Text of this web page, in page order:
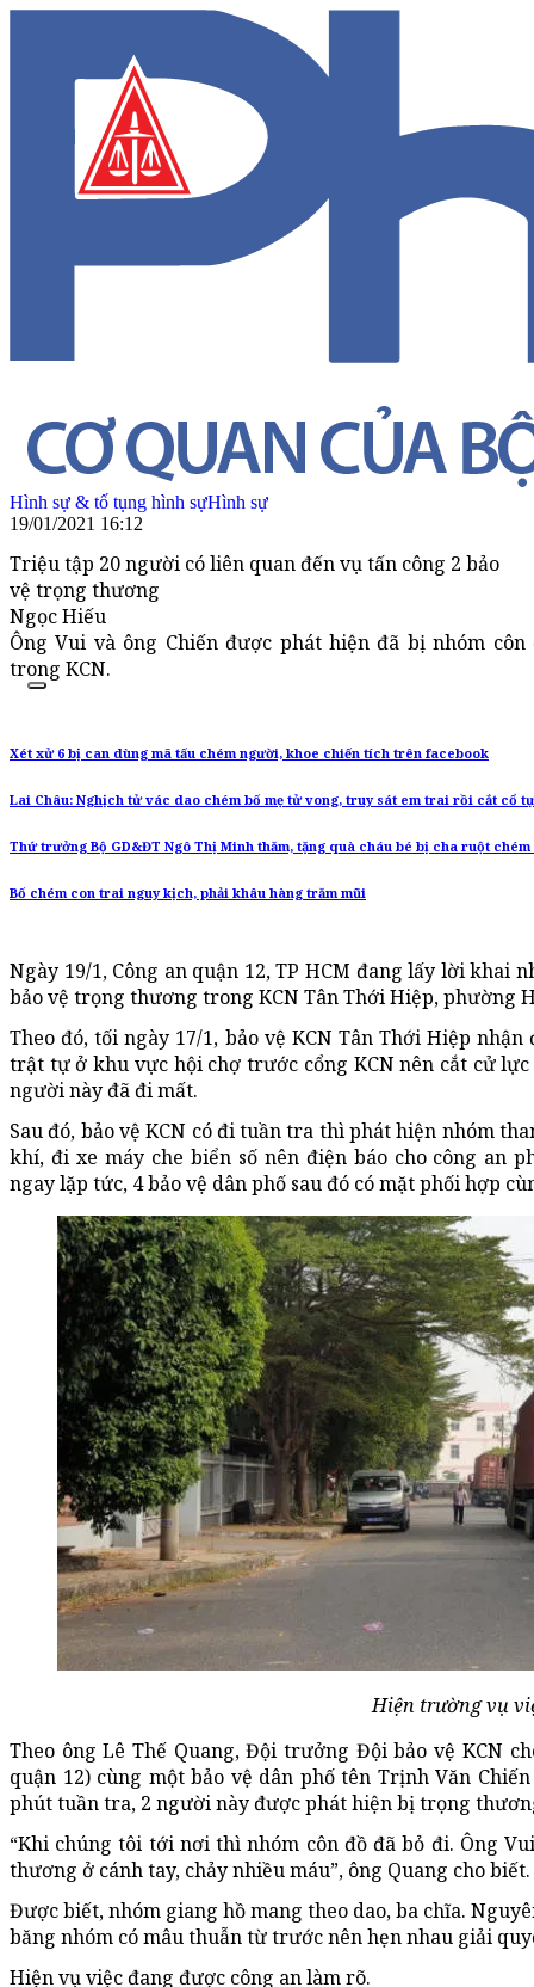
Hình sự & tố tụng hình sựHình sự
19/01/2021 16:12
Triệu tập 20 người có liên quan đến vụ tấn công 2 bảo
vệ trọng thương
Ngọc Hiếu
Ông Vui và ông Chiến được phát hiện đã bị nhóm
trong KCN.
Xét xử 6 bị can dùng mã tấu chém người, khoe chiến tích trên facebook
Lai Châu: Nghịch tử vác dao chém bố mẹ tử vong, truy sát em trai rồi cắt cổ
Thứ trưởng Bộ GD&ĐT Ngô Thị Minh thăm, tặng quà cháu bé bị cha ruột
Bố chém con trai nguy kịch, phải khâu hàng trăm mũi
Ngày 19/1, Công an quận 12, TP HCM đang lấy lời khai
bảo vệ trọng thương trong KCN Tân Thới Hiệp, phường
Theo đó, tối ngày 17/1, bảo vệ KCN Tân Thới Hiệp
trật tự ở khu vực hội chợ trước cổng KCN nên cắt cử
người này đã đi mất.
Sau đó, bảo vệ KCN có đi tuần tra thì phát hiện nhóm
khí, đi xe máy che biển số nên điện báo cho công an
ngay lặp tức, 4 bảo vệ dân phố sau đó có mặt phối hợp
Hiện trường vụ
Theo ông Lê Thế Quang, Đội trưởng Đội bảo vệ KCN
quận 12) cùng một bảo vệ dân phố tên Trịnh Văn
phút tuần tra, 2 người này được phát hiện bị trọng
“Khi chúng tôi tới nơi thì nhóm côn đồ đã bỏ đi. Ông
thương ở cánh tay, chảy nhiều máu”, ông Quang cho biết.
Được biết, nhóm giang hồ mang theo dao, ba chĩa.
băng nhóm có mâu thuẫn từ trước nên hẹn nhau giải
Hiện vụ việc đang được công an làm rõ.